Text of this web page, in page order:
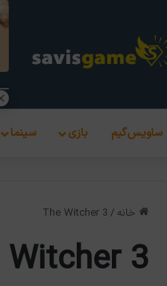
ساویس‌گیم بازی سینما
خانه /
The Witcher 3
3